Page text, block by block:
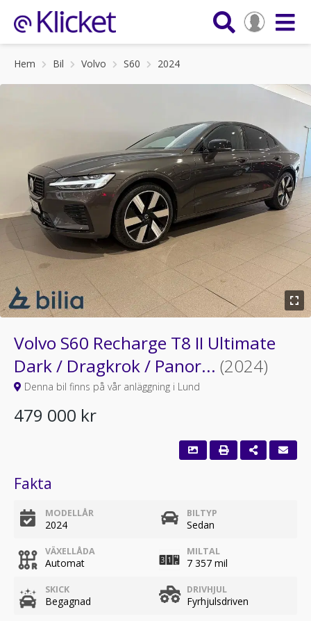
Hem Bil Volvo S60 2024
Volvo S60 Recharge T8 II Ultimate
Dark / Dragkrok / Panor... (2024)
Denna bil finns på vår anläggning i Lund
479 000 kr
Fakta
MODELLÅR
2024
BILTYP
Sedan
VÄXELLÅDA
Automat
MILTAL
7 357 mil
SKICK
Begagnad
DRIVHJUL
Fyrhjulsdriven